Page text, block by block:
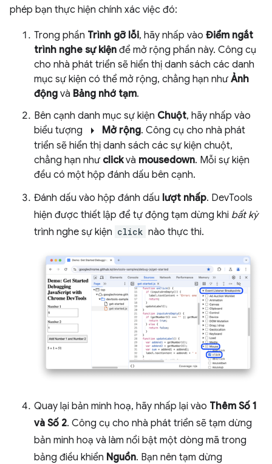
phép bạn thực hiện chính xác việc đó:
Trong phần Trình gỡ lỗi, hãy nhấp vào Điểm ngắt
trình nghe sự kiện để mở rộng phần này. Công cụ
cho nhà phát triển sẽ hiển thị danh sách các danh
mục sự kiện có thể mở rộng, chẳng hạn như Ảnh
động và Bảng nhớ tạm.
Bên cạnh danh mục sự kiện Chuột, hãy nhấp vào
biểu tượng
arrow_right Mở rộng. Công cụ cho nhà phát
triển sẽ hiển thị danh sách các sự kiện chuột,
chẳng hạn như clickvà mousedown. Mỗi sự kiện
đều có một hộp đánh dấu bên cạnh.
Đánh dấu vào hộp đánh dấu lượt nhấp. DevTools
hiện được thiết lập để tự động tạm dừng khi bất kỳ
trình nghe sự kiện click nào thực thi.
Quay lại bản minh hoạ, hãy nhấp lại vào Thêm Số 1
và Số 2. Công cụ cho nhà phát triển sẽ tạm dừng
bản minh hoạ và làm nổi bật một dòng mã trong
bảng điều khiển Nguồn. Bạn nên tạm dừng